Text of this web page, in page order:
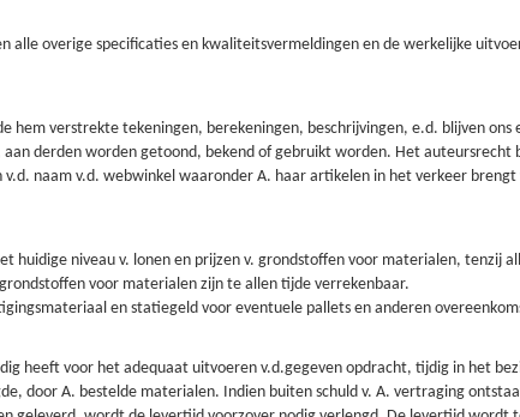
alle overige specificaties en kwaliteitsvermeldingen en de werkelijke
hem verstrekte tekeningen, berekeningen, beschrijvingen, e.d. blijven
derden worden getoond, bekend of gebruikt worden. Het auteursrecht
naam v.d. webwinkel waaronder A. haar artikelen in het verkeer
huidige niveau v. lonen en prijzen v. grondstoffen voor materialen, tenzij
voor materialen zijn te allen tijde verrekenbaar.
en statiegeld voor eventuele pallets en anderen
heeft voor het adequaat uitvoeren v.d.gegeven opdracht, tijdig in het
door A. bestelde materialen. Indien buiten schuld v. A. vertraging